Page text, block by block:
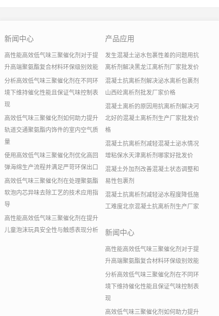
新闻中心
高性能高效低气味三聚催化剂对于提
升高端聚氨酯复合材料环保级别效能
分析高效低气味三聚催化剂在不同环
境下维持催化性能且保证气味控制表
现
高效低气味三聚催化剂如何助力提升
轨道交通聚氨酯内饰件的室内空气质
量
使用高效低气味三聚催化剂优化高回
弹海绵生产流程并满足严苛环保出口
高效低气味三聚催化剂在处理聚氨酯
软泡内芯异味去除工艺的技术应用指
导
高性能高效低气味三聚催化剂在提升
儿童泡沫玩具安全性与触感表现分析
产品应用
发生混凝土泌水包裹性差的问题用抗
离析剂解决黑龙江离析剂厂家批发价
混凝土抗离析剂解决泌水离析包裹剂
山西砼离析剂批发厂家价格
混凝土离析的原因用抗离析剂解决河
北好的混凝土离析剂生产厂家批发价
格
混凝土抗离析剂减轻混凝土泌水情况
增粘保水天津离析剂哪家好批发价
混凝土外加剂改善混凝土状态调整和
易性包裹剂
混凝土抗离析剂减轻泌水程度降低施
工难度北京混凝土抗离析剂生产厂家
新闻中心
高性能高效低气味三聚催化剂对于提
升高端聚氨酯复合材料环保级别效能
分析高效低气味三聚催化剂在不同环
境下维持催化性能且保证气味控制表
现
高效低气味三聚催化剂如何助力提升